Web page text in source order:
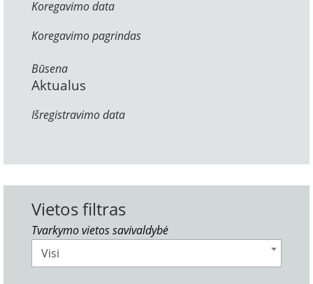
Koregavimo data
Koregavimo pagrindas
Būsena
Aktualus
Išregistravimo data
Vietos filtras
Tvarkymo vietos savivaldybė
Visi